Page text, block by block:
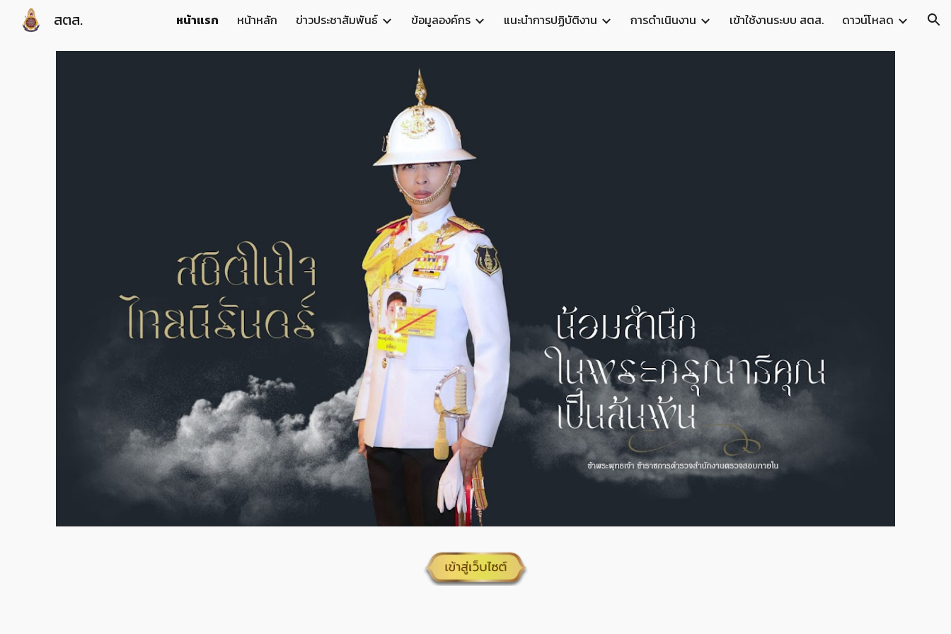
Skip to main content Skip to navigation
สตส. หน้าแรก หน้าหลัก ข่าวประชาสัมพันธ์ ข้อมูลองค์กร แนะนำการปฏิบัติงาน การดำเนินงาน เข้าใช้งานระบบ สตส. ดาวน์โหลด